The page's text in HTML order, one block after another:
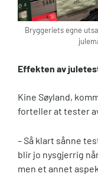
Bryggeriets egne
Effekten av
Kine Søyland,
forteller at tester
– Så klart sånne
blir jo nysgjerrig
men et annet